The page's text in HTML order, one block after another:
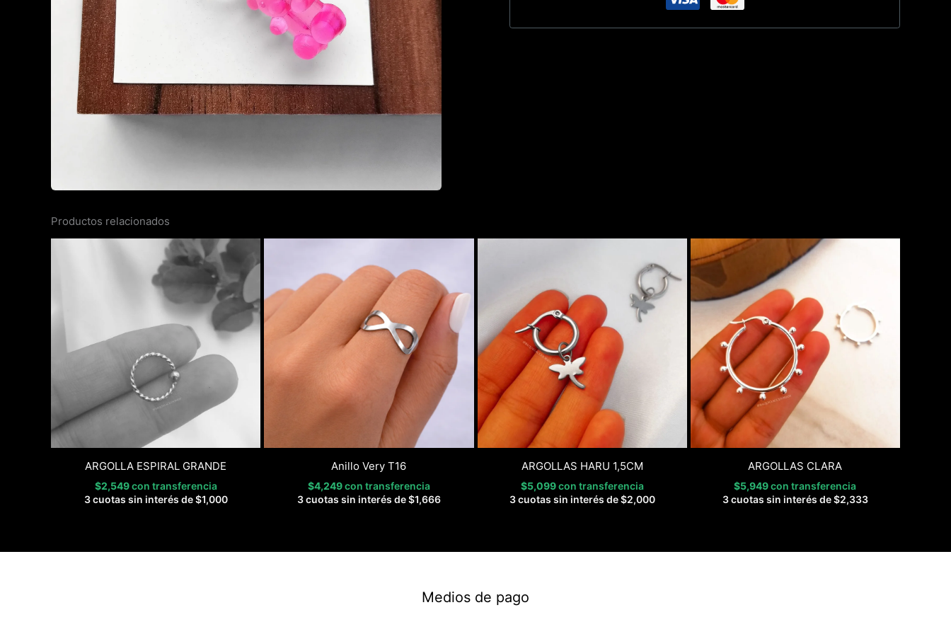
Productos relacionados
ARGOLLA ESPIRAL GRANDE
$2,549con transferencia
3 cuotas sin interés de$1,000
Anillo Very T16
$4,249con transferencia
3 cuotas sin interés de$1,666
ARGOLLAS HARU 1,5CM
$5,099con transferencia
3 cuotas sin interés de$2,000
ARGOLLAS CLARA
$5,949con transferencia
3 cuotas sin interés de$2,333
Medios de pago